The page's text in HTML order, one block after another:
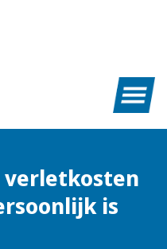
verletkosten
is